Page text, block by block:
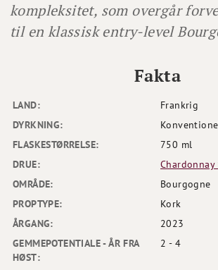
kompleksitet, som overgår
til en klassisk entry-level
LAND:
Frankrig
DYRKNING:
FLASKESTØRRELSE:
750 ml
DRUE:
Chardonnay
OMRÅDE:
Bourgogne
PROPTYPE:
Kork
ÅRGANG:
2023
GEMMEPOTENTIALE - ÅR FRA
HØST:
2 - 4
Fakta